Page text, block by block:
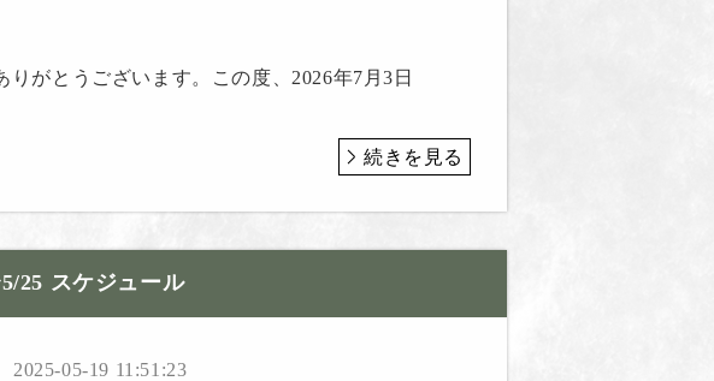
がとうございます。この度、2026年7月3日
続きを見る
25 スケジュール
2025-05-19 11:51:23